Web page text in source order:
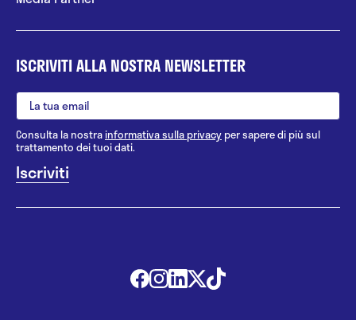
ISCRIVITI ALLA NOSTRA NEWSLETTER
Consulta la nostrainformativa sulla privacy per sapere di più sul
trattamento dei tuoi dati.